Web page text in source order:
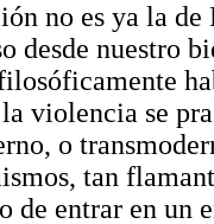
no es ya la
desde nuestro
violencia se
o
tan
de entrar en un